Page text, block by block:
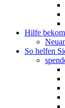
Hilfe
So helfen